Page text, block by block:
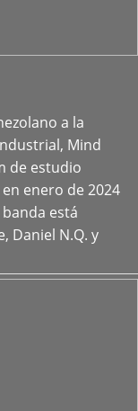
a la
Mind
de estudio
enero de 2024
está
Daniel N.Q. y